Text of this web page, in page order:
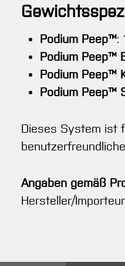
Podium Peep™:
Podium Peep™
Podium Peep™
Podium Peep™
Dieses System ist
Angaben gemäß
Hersteller/